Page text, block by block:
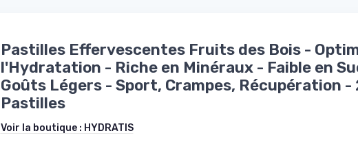
Pastilles Effervescentes Fruits des Bois -
l'Hydratation - Riche en Minéraux - Faible en
Goûts Légers - Sport, Crampes, Récupération -
Pastilles
Voir la boutique : HYDRATIS